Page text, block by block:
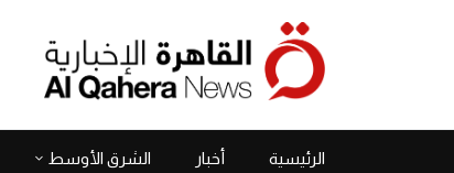
الرئيسية أخبار الشرق الأوسط